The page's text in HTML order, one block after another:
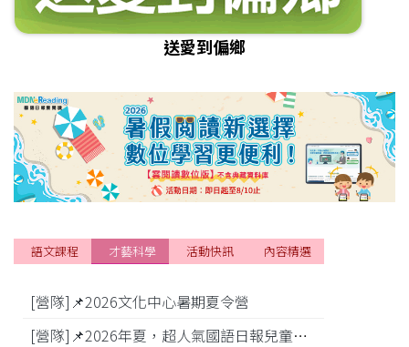
送愛到偏鄉
[營隊]📌2026文化中心暑期夏令營
[營隊]📌2026年夏，超人氣國語日報兒童商學院搶先報！
語文課程 才藝科學 活動快訊 內容精選